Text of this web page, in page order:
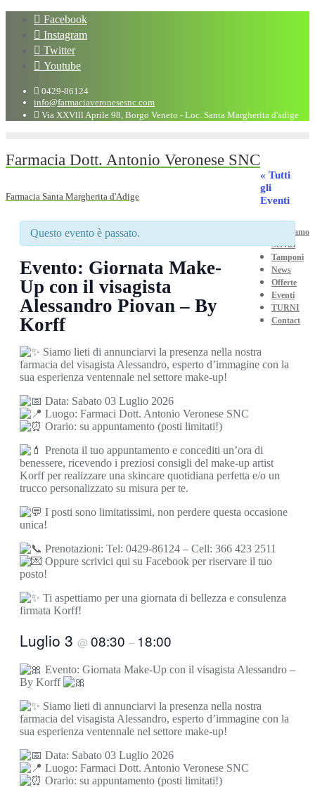
Facebook
Instagram
Twitter
Youtube
0429-86124
info@farmaciaveronesesnc.com
Via XXVlll Aprile 98, Borgo Veneto - Loc. Santa Margherita d'adige
Farmacia Dott. Antonio Veronese SNC
Farmacia Santa Margherita d'Adige
Chi Siamo
Servizi
Tamponi
News
Offerte
Eventi
TURNI
Contact
« Tutti
gli
Eventi
Questo evento è passato.
Evento: Giornata Make-
Up con il visagista
Alessandro Piovan – By
Korff
Siamo lieti di annunciarvi la presenza nella nostra
farmacia del visagista Alessandro, esperto d’immagine con la
sua esperienza ventennale nel settore make-up!
Data: Sabato 03 Luglio 2026
Luogo: Farmaci Dott. Antonio Veronese SNC
Orario: su appuntamento (posti limitati!)
Prenota il tuo appuntamento e concediti un’ora di
benessere, ricevendo i preziosi consigli del make-up artist
Korff per realizzare una skincare quotidiana perfetta e/o un
trucco personalizzato su misura per te.
I posti sono limitatissimi, non perdere questa occasione
unica!
Prenotazioni: Tel: 0429-86124 – Cell: 366 423 2511
Oppure scrivici qui su Facebook per riservare il tuo
posto!
Ti aspettiamo per una giornata di bellezza e consulenza
firmata Korff!
Luglio 3 @ 08:30 – 18:00
Evento: Giornata Make-Up con il visagista Alessandro –
By Korff
Siamo lieti di annunciarvi la presenza nella nostra
farmacia del visagista Alessandro, esperto d’immagine con la
sua esperienza ventennale nel settore make-up!
Data: Sabato 03 Luglio 2026
Luogo: Farmaci Dott. Antonio Veronese SNC
Orario: su appuntamento (posti limitati!)